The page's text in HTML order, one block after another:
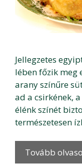
Jellegzetes
lében főzik meg
arany színűre
ad a csirkének,
élénk színét
természetesen
Tovább